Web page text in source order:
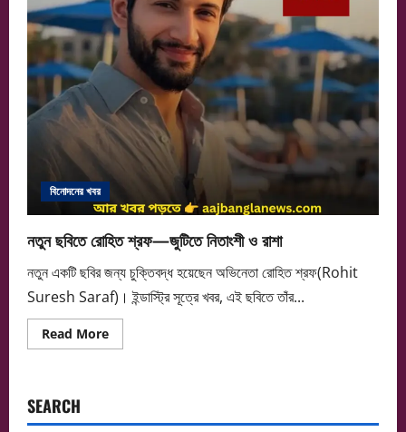
বিনোদনের খবর
নতুন ছবিতে রোহিত শ্রফ—জুটিতে নিতাংশী ও রাশা
নতুন একটি ছবির জন্য চুক্তিবদ্ধ হয়েছেন অভিনেতা রোহিত শ্রফ(Rohit
Suresh Saraf)। ইন্ডাস্ট্রি সূত্রে খবর, এই ছবিতে তাঁর...
Read MoreRead
more
—
SEARCH